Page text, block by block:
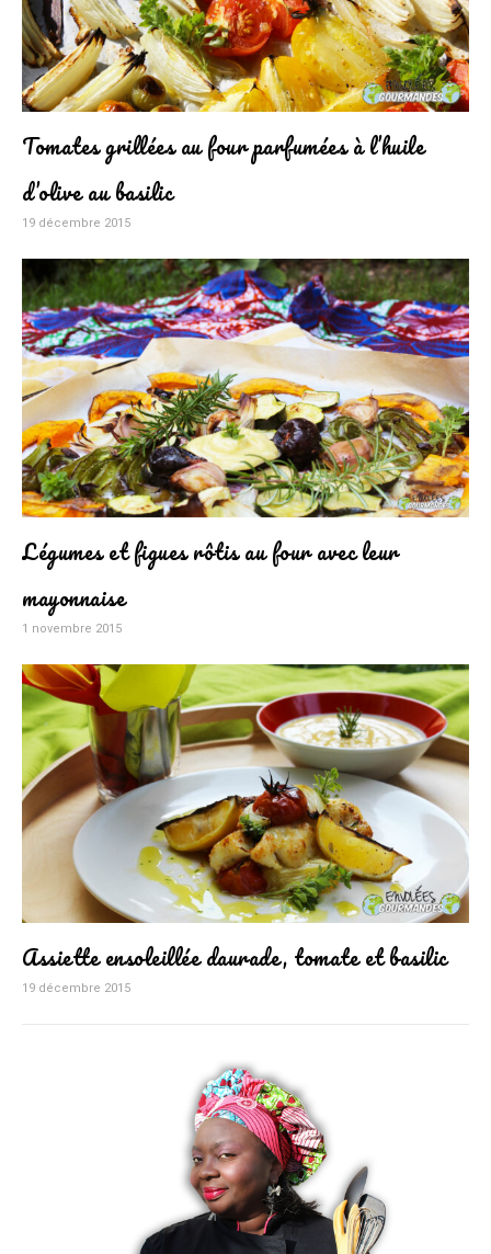
Tomates grillées au four parfumées à l’huile
d’olive au basilic
19 décembre 2015
Légumes et figues rôtis au four avec leur
mayonnaise
1 novembre 2015
Assiette ensoleillée daurade, tomate et basilic
19 décembre 2015